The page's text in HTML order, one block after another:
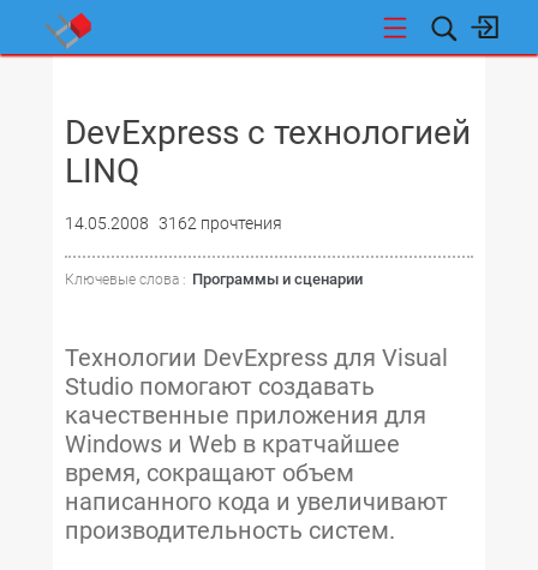
DevExpress с технологией
LINQ
14.05.2008 3162 прочтения
Ключевые слова : Программы и сценарии
Технологии DevExpress для Visual
Studio помогают создавать
качественные приложения для
Windows и Web в кратчайшее
время, сокращают объем
написанного кода и увеличивают
производительность систем.